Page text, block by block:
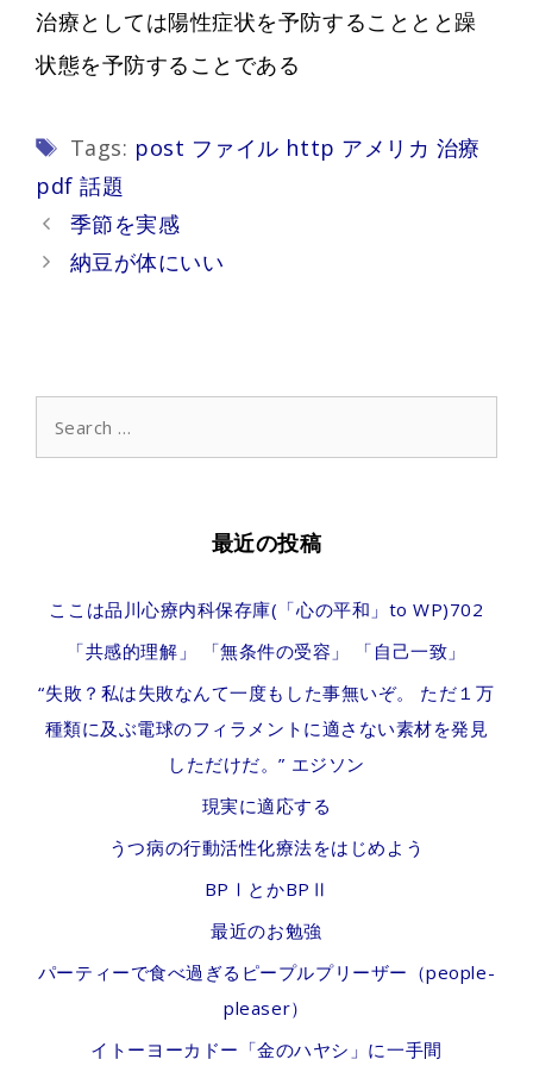
治療としては陽性症状を予防することとと躁
状態を予防することである
Tags
Tags: post ファイル http アメリカ 治療
pdf 話題
Post
navigation
季節を実感
納豆が体にいい
最近の投稿
ここは品川心療内科保存庫(「心の平和」to WP)702
「共感的理解」 「無条件の受容」 「自己一致」
“失敗？私は失敗なんて一度もした事無いぞ。 ただ１万
種類に及ぶ電球のフィラメントに適さない素材を発見
しただけだ。” エジソン
現実に適応する
うつ病の行動活性化療法をはじめよう
BPⅠとかBPⅡ
最近のお勉強
パーティーで食べ過ぎるピープルプリーザー（people-
pleaser）
イトーヨーカドー「金のハヤシ」に一手間